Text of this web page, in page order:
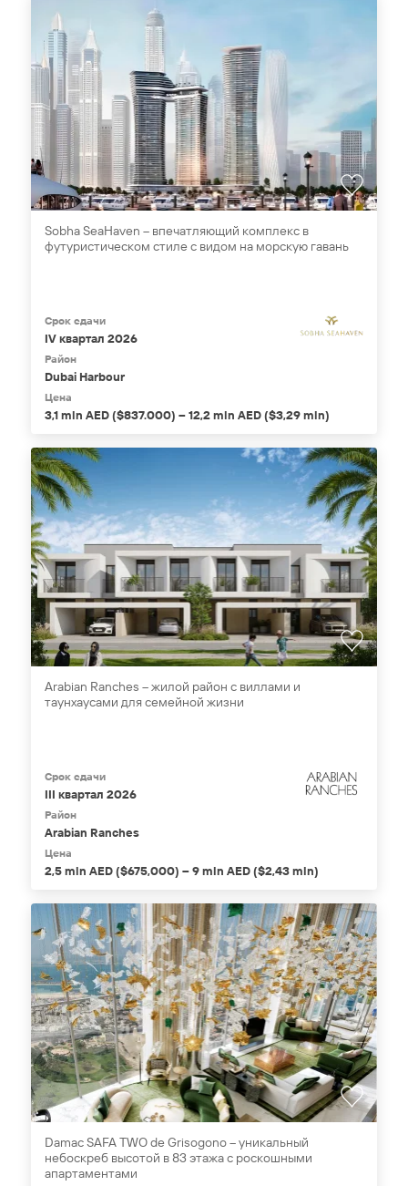
Sobha SeaHaven – впечатляющий комплекс в
футуристическом стиле с видом на морскую гавань
Срок сдачи
IV квартал 2026
Район
Dubai Harbour
Цена
3,1 mln AED ($837.000) – 12,2 mln AED ($3,29 mln)
Arabian Ranches – жилой район с виллами и
таунхаусами для семейной жизни
Срок сдачи
III квартал 2026
Район
Arabian Ranches
Цена
2,5 mln AED ($675,000) – 9 mln AED ($2,43 mln)
Damac SAFA TWO de Grisogono – уникальный
небоскреб высотой в 83 этажа с роскошными
апартаментами